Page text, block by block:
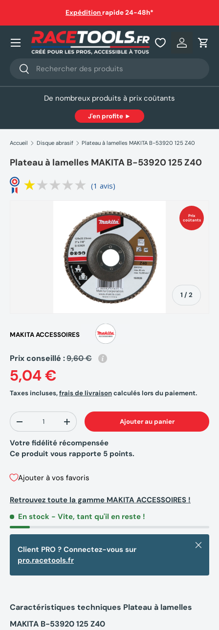
Aller au contenu
Expédition rapide 24-48h*
Recherche
Rechercher
Se
Nos produits
De nombreux produits à prix coûtants
J'en profite ►
Accueil Disque abrasif Plateau à lamelles MAKITA B-53920 125 Z40
Plateau à lamelles MAKITA B-53920 125 Z40
(1 avis)
Prix
coûtants
1 /de
2
MAKITA ACCESSOIRES
Prix conseillé :9,60 €
5,04 €
Taxes incluses,frais de livraisoncalculés lors du paiement.
Qté
-
+ Ajouter au panier
Votre fidélité récompensée
Ce produit vous rapporte 5 points.
Ajouter à vos favoris
Retrouvez toute la gamme MAKITA ACCESSOIRES !
En stock - Vite, tant qu'il en reste !
Client PRO ? Connectez-vous sur
pro.racetools.fr
Fermer
Caractéristiques techniques Plateau à lamelles
MAKITA B-53920 125 Z40